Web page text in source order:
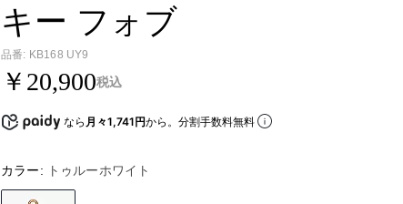
キー フォブ
品番: KB168 UY9
￥20,900税込
なら 月々1,741円から。分割手数料無料
カラー: トゥルーホワイト